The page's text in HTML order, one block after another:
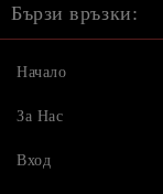
Бързи връзки:
Начало
За Нас
Вход